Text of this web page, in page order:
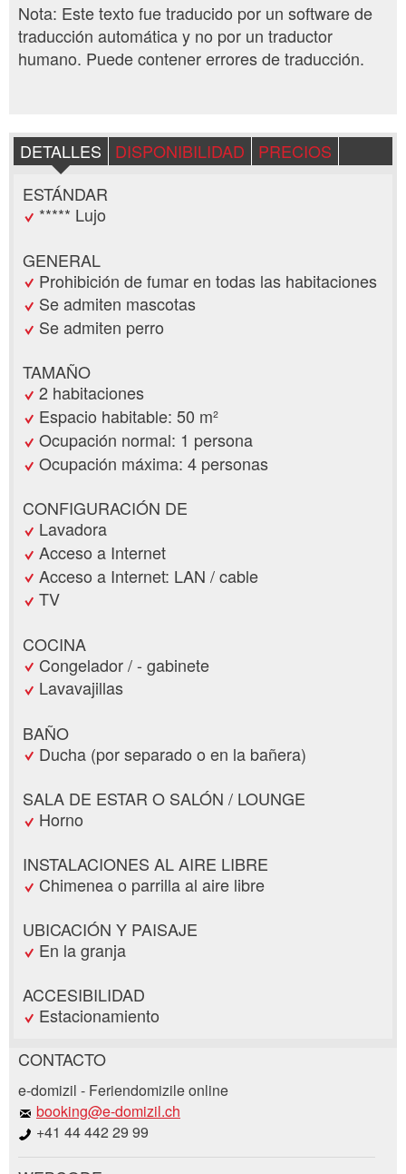
Nota: Este texto fue traducido por un software de
traducción automática y no por un traductor
humano. Puede contener errores de traducción.
DETALLES DISPONIBILIDAD
PRECIOS
ESTÁNDAR
***** Lujo
GENERAL
Prohibición de fumar en todas las habitaciones
Se admiten mascotas
Se admiten perro
TAMAÑO
2 habitaciones
Espacio habitable: 50 m²
Ocupación normal: 1 persona
Ocupación máxima: 4 personas
CONFIGURACIÓN DE
Lavadora
Acceso a Internet
Acceso a Internet: LAN / cable
TV
COCINA
Congelador / - gabinete
Lavavajillas
BAÑO
Ducha (por separado o en la bañera)
SALA DE ESTAR O SALÓN / LOUNGE
Horno
INSTALACIONES AL AIRE LIBRE
Chimenea o parrilla al aire libre
UBICACIÓN Y PAISAJE
En la granja
ACCESIBILIDAD
Estacionamiento
Reclamar por anuncio
Su regeneración es muy apreciada!
Recomiende este anuncio a sus amigos.
CONTACTO
e-domizil - Feriendomizile online
booking@e-domizil.ch
+41 44 442 29 99